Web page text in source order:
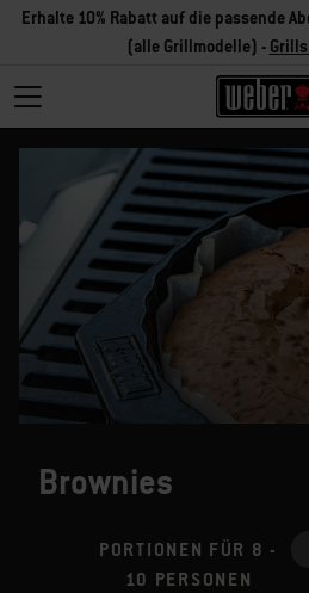
Erhalte 10% Rabatt auf die passende
(alle Grillmodelle) -
Brownies
PORTIONEN FÜR 8 -
10 PERSONEN